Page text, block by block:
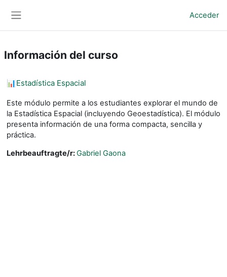
Acceder
Información del curso
📊Estadística Espacial
Este módulo permite a los estudiantes explorar el mundo de
la Estadística Espacial (incluyendo Geoestadística). El módulo
presenta información de una forma compacta, sencilla y
práctica.
Lehrbeauftragte/r:Gabriel Gaona